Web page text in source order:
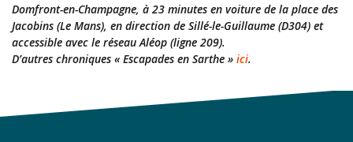
Domfront-en-Champagne, à 23 minutes en voiture de la place des
Jacobins (Le Mans), en direction de Sillé-le-Guillaume (D304) et
accessible avec le réseau Aléop (ligne 209).
D’autres chroniques « Escapades en Sarthe » ici.